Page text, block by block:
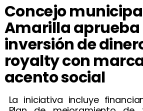
​Concejo
Amarilla aprueba
inversión de
royalty con
acento social
La iniciativa incluye